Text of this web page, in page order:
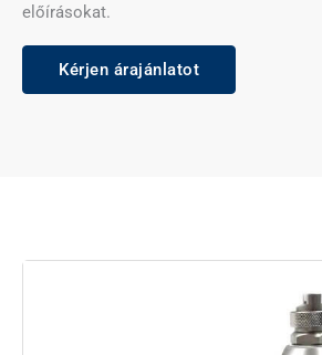
előírásokat.
Kérjen árajánlatot